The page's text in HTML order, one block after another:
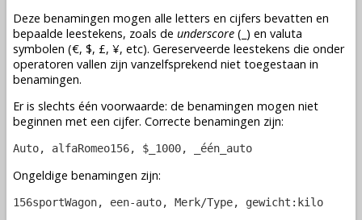
Deze benamingen mogen alle letters en cijfers bevatten en
bepaalde leestekens, zoals de underscore (_) en valuta
symbolen (€, $, £, ¥, etc). Gereserveerde leestekens die onder
operatoren vallen zijn vanzelfsprekend niet toegestaan in
benamingen.
Er is slechts één voorwaarde: de benamingen mogen niet
beginnen met een cijfer. Correcte benamingen zijn:
Auto, alfaRomeo156, $_1000, _één_auto
Ongeldige benamingen zijn:
156sportWagon, een-auto, Merk/Type, gewicht:kilo